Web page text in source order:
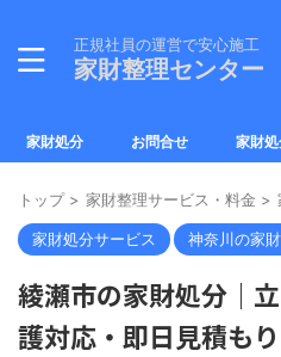
正規社員の運営で安心施工
家財整理センター
家財処分 お問合せ 家財
トップ > 家財整理サービス・料金 >
家財処分サービス 神奈川の家
綾瀬市の家財処分｜
護対応・即日見積も